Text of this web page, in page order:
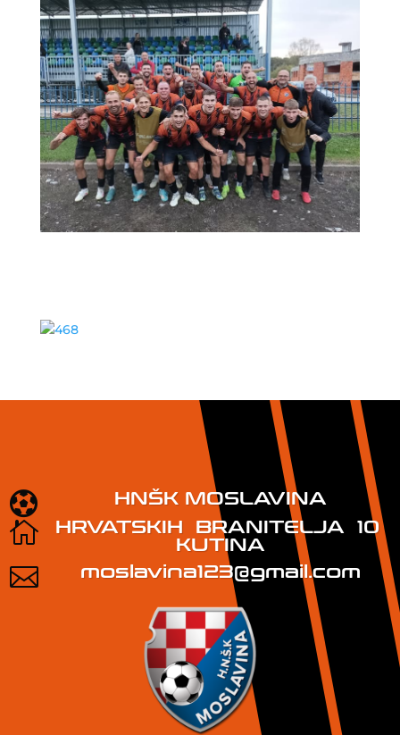
 HNŠK MOSLAVINA

HRVATSKIH BRANITELJA 10
KUTINA
 moslavina123@gmail.com